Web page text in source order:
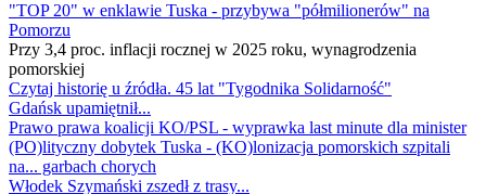
"TOP 20" w enklawie Tuska - przybywa "półmilionerów" na
Pomorzu
Przy 3,4 proc. inflacji rocznej w 2025 roku, wynagrodzenia
pomorskiej
Czytaj historię u źródła. 45 lat "Tygodnika Solidarność"
Gdańsk upamiętnił...
Prawo prawa koalicji KO/PSL - wyprawka last minute dla minister
(PO)lityczny dobytek Tuska - (KO)lonizacja pomorskich szpitali
na... garbach chorych
Włodek Szymański zszedł z trasy...